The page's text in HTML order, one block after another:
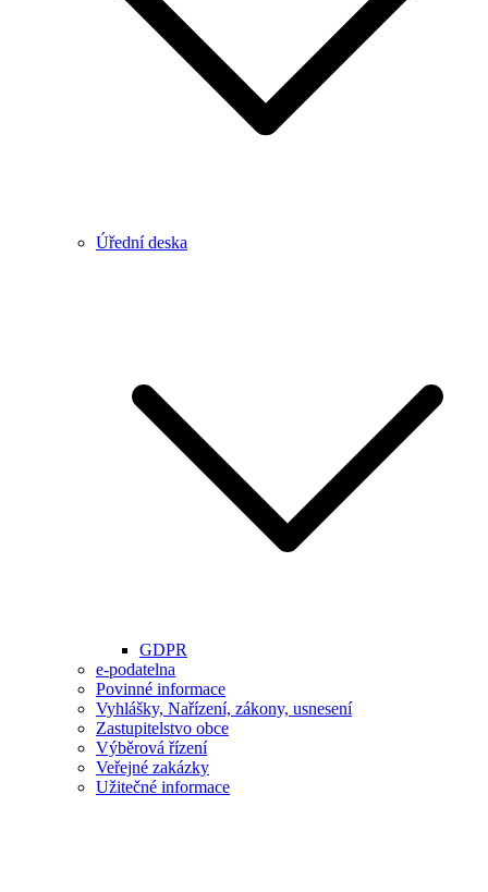
Úřední deska
GDPR
e-podatelna
Povinné informace
Vyhlášky, Nařízení, zákony, usnesení
Zastupitelstvo obce
Výběrová řízení
Veřejné zakázky
Užitečné informace